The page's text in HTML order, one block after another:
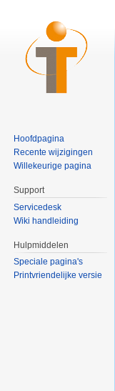
Hoofdpagina
Recente wijzigingen
Willekeurige pagina
Support
Servicedesk
Wiki handleiding
Hulpmiddelen
Speciale pagina's
Printvriendelijke versie